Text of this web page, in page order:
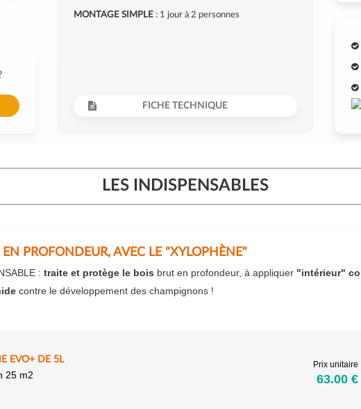
MONTAGE SIMPLE: 1 jour à 2 personnes
FICHE TECHNIQUE
LES INDISPENSABLES
PROFONDEUR, AVEC LE "XYLOPHÈNE"
: traite et protège le bois brut en profondeur, à appliquer "intérieur"
contre le développement des champignons !
EVO+ DE 5L
25 m2
Prix unitaire
63.00 €